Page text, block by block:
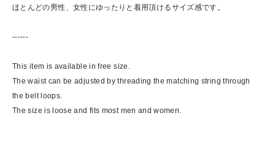
ほとんどの男性、女性にゆったりと着用頂けるサイズ感です。
------
This item is available in free size.
The waist can be adjusted by threading the matching string through
the belt loops.
The size is loose and fits most men and women.